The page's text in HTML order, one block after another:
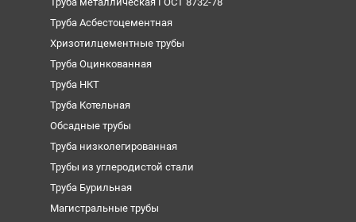
Труба Асбестоцементная
Хризотилцементные трубы
Труба Оцинкованная
Труба НКТ
Труба Котельная
Обсадные трубы
Труба низколегированная
Трубы из углеродистой стали
Труба Бурильная
Магистральные трубы